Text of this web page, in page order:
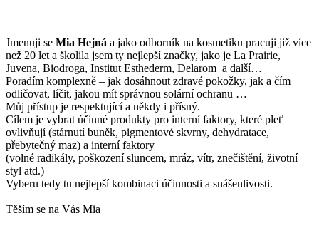
Jmenuji se Mia Hejná a jako odborník na kosmetiku pracuji již více
než 20 let a školila jsem ty nejlepší značky, jako je La Prairie,
Juvena, Biodroga, Institut Esthederm, Delarom a další…
Poradím komplexně – jak dosáhnout zdravé pokožky, jak a čím
odličovat, líčit, jakou mít správnou solární ochranu …
Můj přístup je respektující a někdy i přísný.
Cílem je vybrat účinné produkty pro interní faktory, které pleť
ovlivňují (stárnutí buněk, pigmentové skvrny, dehydratace,
přebytečný maz) a interní faktory
(volné radikály, poškození sluncem, mráz, vítr, znečištění, životní
styl atd.)
Vyberu tedy tu nejlepší kombinaci účinnosti a snášenlivosti.
Těším se na Vás Mia